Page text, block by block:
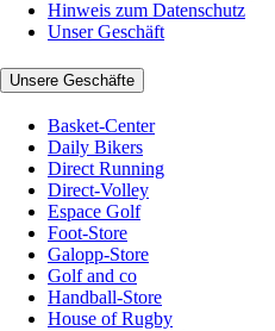
Hinweis zum Datenschutz
Unser Geschäft
Unsere Geschäfte
Basket-Center
Daily Bikers
Direct Running
Direct-Volley
Espace Golf
Foot-Store
Galopp-Store
Golf and co
Handball-Store
House of Rugby